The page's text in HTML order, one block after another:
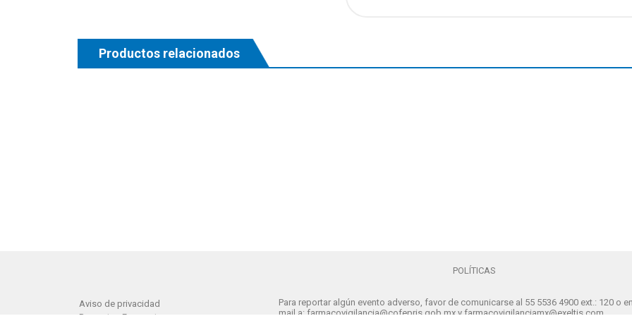
Productos relacionados
POLÍTICAS
Aviso de privacidad
Para reportar algún evento adverso, favor de comunicarse al 55 5536 4900 ext.: 120 o
mail a: farmacovigilancia@cofepris.gob.mx y farmacovigilanciamx@exeltis.com